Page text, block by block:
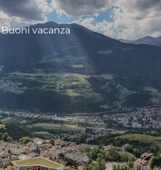
Buoni vacanza